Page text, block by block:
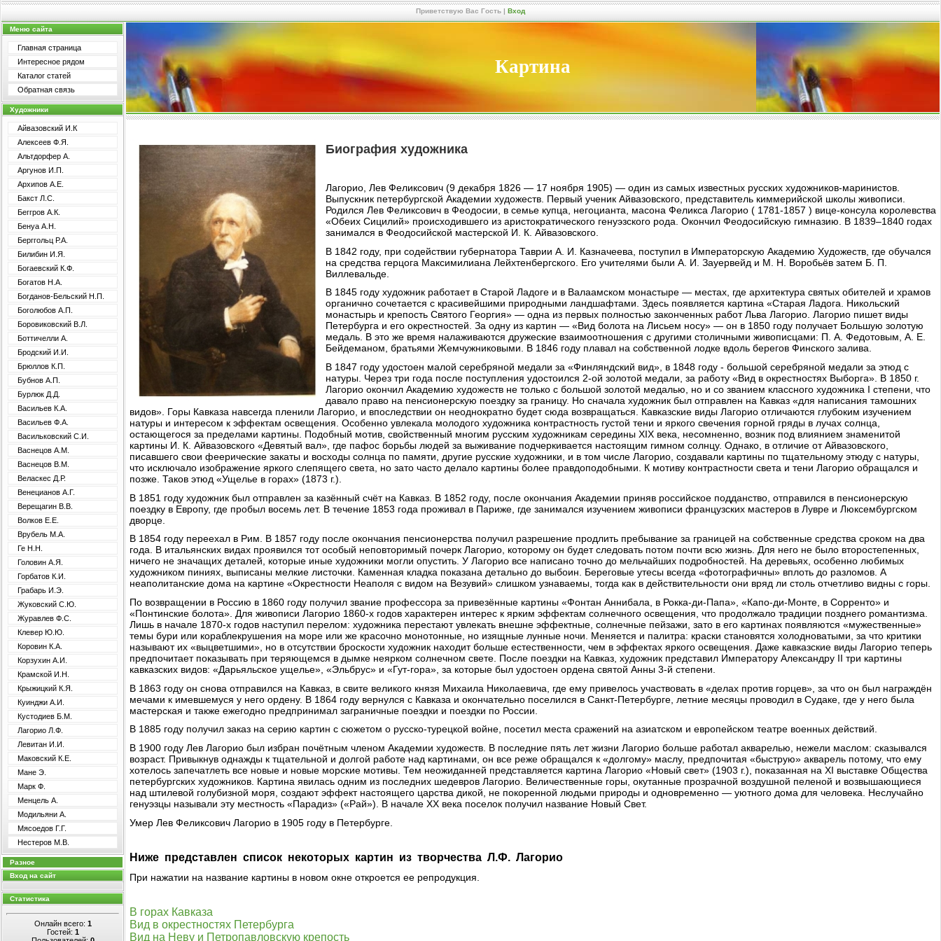
Приветствую Вас Гость | Вход
Меню сайта
Главная страница
Интересное рядом
Каталог статей
Обратная связь
Художники
Айвазовский И.К
Алексеев Ф.Я.
Альтдорфер А.
Аргунов И.П.
Архипов А.Е.
Бакст Л.С.
Беггров А.К.
Бенуа А.Н.
Берггольц Р.А.
Билибин И.Я.
Богаевский К.Ф.
Богатов Н.А.
Богданов-Бельский Н.П.
Боголюбов А.П.
Боровиковский В.Л.
Боттичелли А.
Бродский И.И.
Брюллов К.П.
Бубнов А.П.
Бурлюк Д.Д.
Васильев К.А.
Васильев Ф.А.
Васильковский С.И.
Васнецов А.М.
Васнецов В.М.
Веласкес Д.Р.
Венецианов А.Г.
Верещагин В.В.
Волков Е.Е.
Врубель М.А.
Ге Н.Н.
Головин А.Я.
Горбатов К.И.
Грабарь И.Э.
Жуковский С.Ю.
Журавлев Ф.С.
Клевер Ю.Ю.
Коровин К.А.
Корзухин А.И.
Крамской И.Н.
Крыжицкий К.Я.
Куинджи А.И.
Кустодиев Б.М.
Лагорио Л.Ф.
Левитан И.И.
Маковский К.Е.
Мане Э.
Марк Ф.
Менцель А.
Модильяни А.
Мясоедов Г.Г.
Нестеров М.В.
Разное
Вход на сайт
Статистика
Онлайн всего: 1
Гостей: 1
Картина
Биография художника
Лагорио, Лев Феликсович (9 декабря 1826 — 17 ноября 1905) — один из самых известных русских художников-маринистов.
Выпускник петербургской Академии художеств. Первый ученик Айвазовского, представитель киммерийской школы живописи.
Родился Лев Феликсович в Феодосии, в семье купца, негоцианта, масона Феликса Лагорио ( 1781-1857 ) вице-консула королевства
«Обеих Сицилий» происходившего из аристократического генуэзского рода. Окончил Феодосийскую гимназию. В 1839–1840 годах
занимался в Феодосийской мастерской И. К. Айвазовского.
В 1842 году, при содействии губернатора Таврии А. И. Казначеева, поступил в Императорскую Академию Художеств, где обучался
на средства герцога Максимилиана Лейхтенбергского. Его учителями были А. И. Зауервейд и М. Н. Воробьёв затем Б. П.
Виллевальде.
В 1845 году художник работает в Старой Ладоге и в Валаамском монастыре — местах, где архитектура святых обителей и храмов
органично сочетается с красивейшими природными ландшафтами. Здесь появляется картина «Старая Ладога. Никольский
монастырь и крепость Святого Георгия» — одна из первых полностью законченных работ Льва Лагорио. Лагорио пишет виды
Петербурга и его окрестностей. За одну из картин — «Вид болота на Лисьем носу» — он в 1850 году получает Большую золотую
медаль. В это же время налаживаются дружеские взаимоотношения с другими столичными живописцами: П. А. Федотовым, А. Е.
Бейдеманом, братьями Жемчужниковыми. В 1846 году плавал на собственной лодке вдоль берегов Финского залива.
В 1847 году удостоен малой серебряной медали за «Финляндский вид», в 1848 году - большой серебряной медали за этюд с
натуры. Через три года после поступления удостоился 2-ой золотой медали, за работу «Вид в окрестностях Выборга». В 1850 г.
Лагорио окончил Академию художеств не только с большой золотой медалью, но и со званием классного художника I степени, что
давало право на пенсионерскую поездку за границу. Но сначала художник был отправлен на Кавказ «для написания тамошних
видов». Горы Кавказа навсегда пленили Лагорио, и впоследствии он неоднократно будет сюда возвращаться. Кавказские виды Лагорио отличаются глубоким изучением
натуры и интересом к эффектам освещения. Особенно увлекала молодого художника контрастность густой тени и яркого свечения горной гряды в лучах солнца,
остающегося за пределами картины. Подобный мотив, свойственный многим русским художникам середины XIX века, несомненно, возник под влиянием знаменитой
картины И. К. Айвазовского «Девятый вал», где пафос борьбы людей за выживание подчеркивается настоящим гимном солнцу. Однако, в отличие от Айвазовского,
писавшего свои феерические закаты и восходы солнца по памяти, другие русские художники, и в том числе Лагорио, создавали картины по тщательному этюду с натуры,
что исключало изображение яркого слепящего света, но зато часто делало картины более правдоподобными. К мотиву контрастности света и тени Лагорио обращался и
позже. Таков этюд «Ущелье в горах» (1873 г.).
В 1851 году художник был отправлен за казённый счёт на Кавказ. В 1852 году, после окончания Академии приняв российское подданство, отправился в пенсионерскую
поездку в Европу, где пробыл восемь лет. В течение 1853 года проживал в Париже, где занимался изучением живописи французских мастеров в Лувре и Люксембургском
дворце.
В 1854 году переехал в Рим. В 1857 году после окончания пенсионерства получил разрешение продлить пребывание за границей на собственные средства сроком на два
года. В итальянских видах проявился тот особый неповторимый почерк Лагорио, которому он будет следовать потом почти всю жизнь. Для него не было второстепенных,
ничего не значащих деталей, которые иные художники могли опустить. У Лагорио все написано точно до мельчайших подробностей. На деревьях, особенно любимых
художником пиниях, выписаны мелкие листочки. Каменная кладка показана детально до выбоин. Береговые утесы всегда «фотографичны» вплоть до разломов. А
неаполитанские дома на картине «Окрестности Неаполя с видом на Везувий» слишком узнаваемы, тогда как в действительности они вряд ли столь отчетливо видны с горы.
По возвращении в Россию в 1860 году получил звание профессора за привезённые картины «Фонтан Аннибала, в Рокка-ди-Папа», «Капо-ди-Монте, в Сорренто» и
«Понтинские болота». Для живописи Лагорио 1860-х годов характерен интерес к ярким эффектам солнечного освещения, что продолжало традиции позднего романтизма.
Лишь в начале 1870-х годов наступил перелом: художника перестают увлекать внешне эффектные, солнечные пейзажи, зато в его картинах появляются «мужественные»
темы бури или кораблекрушения на море или же красочно монотонные, но изящные лунные ночи. Меняется и палитра: краски становятся холодноватыми, за что критики
называют их «выцветшими», но в отсутствии броскости художник находит больше естественности, чем в эффектах яркого освещения. Даже кавказские виды Лагорио теперь
предпочитает показывать при теряющемся в дымке неярком солнечном свете. После поездки на Кавказ, художник представил Императору Александру II три картины
кавказских видов: «Дарьяльское ущелье», «Эльбрус» и «Гут-гора», за которые был удостоен ордена святой Анны 3-й степени.
В 1863 году он снова отправился на Кавказ, в свите великого князя Михаила Николаевича, где ему привелось участвовать в «делах против горцев», за что он был награждён
мечами к имевшемуся у него ордену. В 1864 году вернулся с Кавказа и окончательно поселился в Санкт-Петербурге, летние месяцы проводил в Судаке, где у него была
мастерская и также ежегодно предпринимал заграничные поездки и поездки по России.
В 1885 году получил заказ на серию картин с сюжетом о русско-турецкой войне, посетил места сражений на азиатском и европейском театре военных действий.
В 1900 году Лев Лагорио был избран почётным членом Академии художеств. В последние пять лет жизни Лагорио больше работал акварелью, нежели маслом: сказывался
возраст. Привыкнув однажды к тщательной и долгой работе над картинами, он все реже обращался к «долгому» маслу, предпочитая «быструю» акварель потому, что ему
хотелось запечатлеть все новые и новые морские мотивы. Тем неожиданней представляется картина Лагорио «Новый свет» (1903 г.), показанная на XI выставке Общества
петербургских художников. Картина явилась одним из последних шедевров Лагорио. Величественные горы, окутанные прозрачной воздушной пеленой и возвышающиеся
над штилевой голубизной моря, создают эффект настоящего царства дикой, не покоренной людьми природы и одновременно — уютного дома для человека. Неслучайно
генуэзцы называли эту местность «Парадиз» («Рай»). В начале ХХ века поселок получил название Новый Свет.
Умер Лев Феликсович Лагорио в 1905 году в Петербурге.
Ниже представлен список некоторых картин из творчества Л.Ф. Лагорио
При нажатии на название картины в новом окне откроется ее репродукция.
В горах Кавказа
Вид в окрестностях Петербурга
Вид на Неву и Петропавловскую крепость